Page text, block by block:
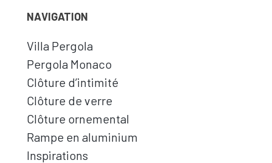
NAVIGATION
Villa Pergola
Pergola Monaco
Clôture d’intimité
Clôture de verre
Clôture ornemental
Rampe en aluminium
Inspirations